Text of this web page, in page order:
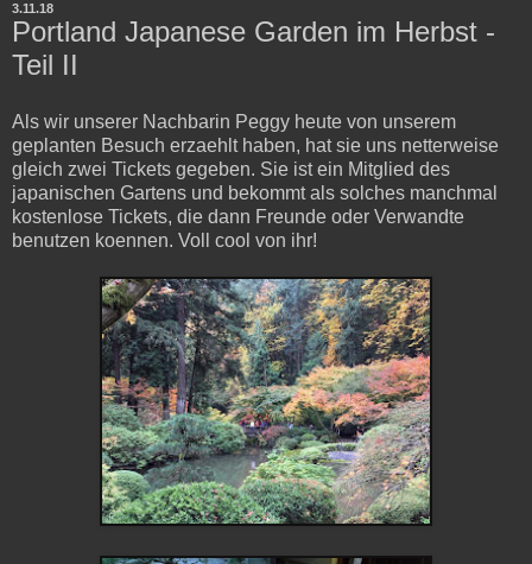
3.11.18
Portland Japanese Garden im Herbst -
Teil II
Als wir unserer Nachbarin Peggy heute von unserem
geplanten Besuch erzaehlt haben, hat sie uns netterweise
gleich zwei Tickets gegeben. Sie ist ein Mitglied des
japanischen Gartens und bekommt als solches manchmal
kostenlose Tickets, die dann Freunde oder Verwandte
benutzen koennen. Voll cool von ihr!